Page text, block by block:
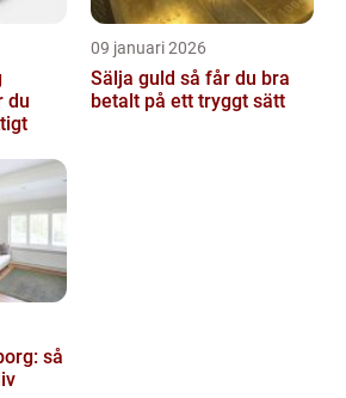
du
09 januari 2026
Sälja guld så får du bra
betalt på ett tryggt sätt
så